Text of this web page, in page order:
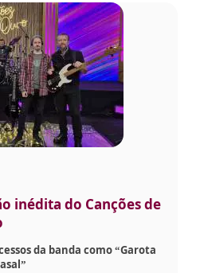
inédita do Canções de
da banda como “Garota